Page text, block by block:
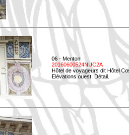
06 - Menton
20160600524NUC2A
Hôtel de voyageurs dit Hôtel
Elévations ouest. Détail.